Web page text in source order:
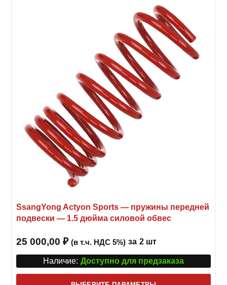
SsangYong Actyon Sports — пружины передней
подвески — 1.5 дюйма силовой обвес
25 000,00 ₽ (в т.ч. НДС 5%) за 2 шт
Наличие: Доступно для предзаказа